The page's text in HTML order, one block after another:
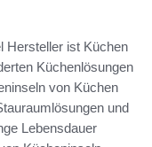
Hersteller ist Küchen
Küchenlösungen
von Küchen
und
Lebensdauer